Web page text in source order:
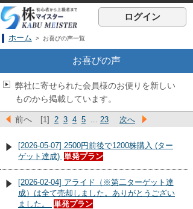
ログイン
ホーム > お喜びの声一覧
お喜びの声
弊社に寄せられた会員様のお便りを新しい
ものから掲載しています。
前へ [1] 2 3 4 5 ... 23 次へ
[2026-05-07] 2500円前後で1200株購入 (ター
ゲット達成) 単発プラン
[2026-02-04] アライド（※第二ターゲット達
成）は全て売却しました。ありがとうござい
ました。
単発プラン